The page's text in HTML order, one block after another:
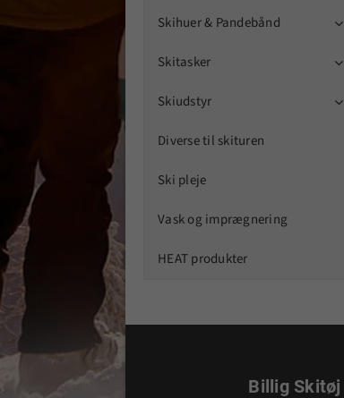
Skihuer & Pandebånd 
Skitasker 
Skiudstyr 
Diverse til skituren
Ski pleje
Vask og imprægnering
HEAT produkter
Billig Skitøj